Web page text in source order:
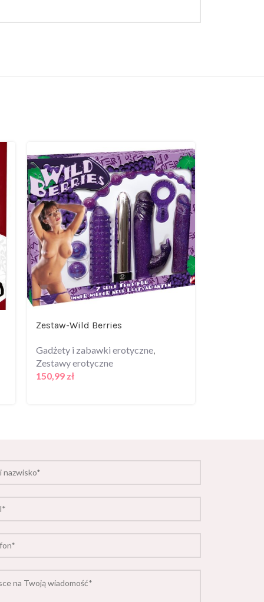
Zestaw-Wild Berries
Gadżety i zabawki erotyczne,
Zestawy erotyczne
150,99 zł